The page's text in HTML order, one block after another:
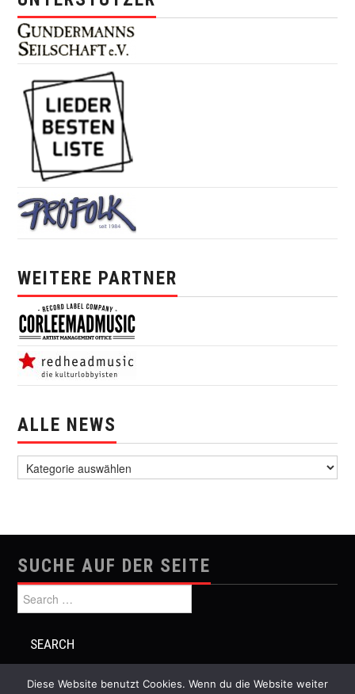
WEITERE PARTNER
ALLE NEWS
SUCHE AUF DER SEITE
Search for:
Diese Website benutzt Cookies. Wenn du die Website weiter